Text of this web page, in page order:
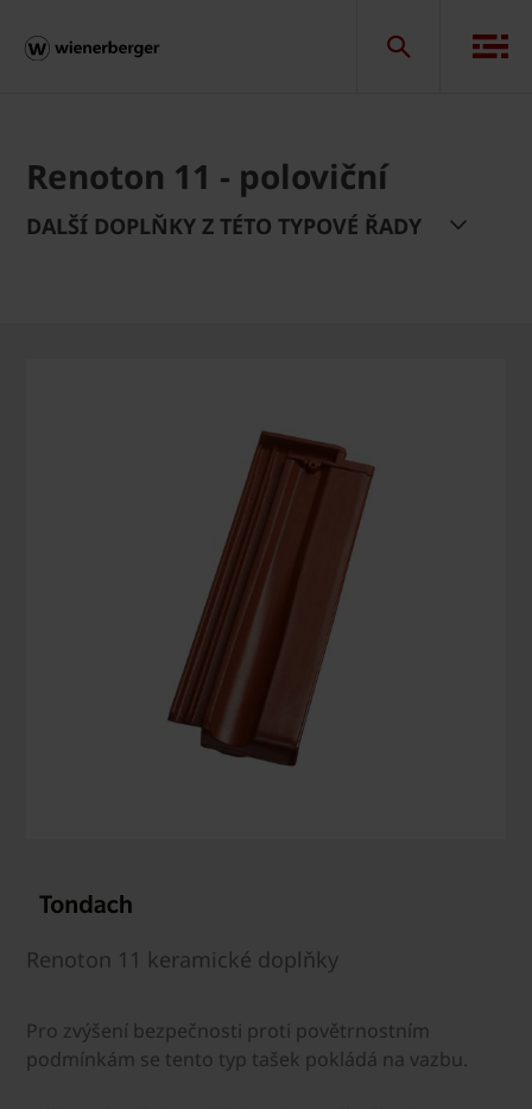
Renoton 11 - poloviční
DALŠÍ DOPLŇKY Z TÉTO TYPOVÉ ŘADY
Renoton 11 keramické doplňky
Pro zvýšení bezpečnosti proti povětrnostním
podmínkám se tento typ tašek pokládá na vazbu.